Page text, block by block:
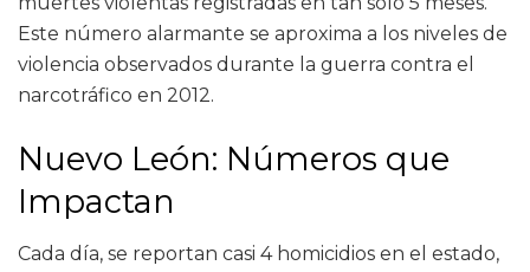
Este número alarmante se aproxima a los niveles de
violencia observados durante la guerra contra el
narcotráfico en 2012.
Nuevo León: Números que
Impactan
Cada día, se reportan casi 4 homicidios en el estado,